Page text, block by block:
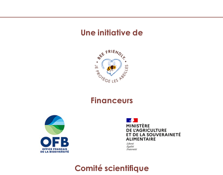
Une initiative de
Financeurs
Comité scientifique